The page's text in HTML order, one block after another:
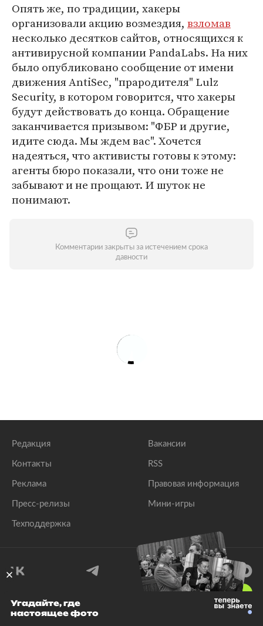
Опять же, по традиции, хакеры
организовали акцию возмездия, взломав
несколько десятков сайтов, относящихся к
антивирусной компании PandaLabs. На них
было опубликовано сообщение от имени
движения AntiSec, "прародителя" Lulz
Security, в котором говорится, что хакеры
будут действовать до конца. Обращение
заканчивается призывом: "ФБР и другие,
идите сюда. Мы ждем вас". Хочется
надеяться, что активисты готовы к этому:
агенты бюро показали, что они тоже не
забывают и не прощают. И шуток не
понимают.
Комментарии закрыты за истечением срока
давности
Редакция
Контакты
Реклама
Пресс-релизы
Техподдержка
Вакансии
RSS
Правовая информация
Мини-игры
© 1999–2026 Все права защищены.
Угадайте, где
настоящее фото